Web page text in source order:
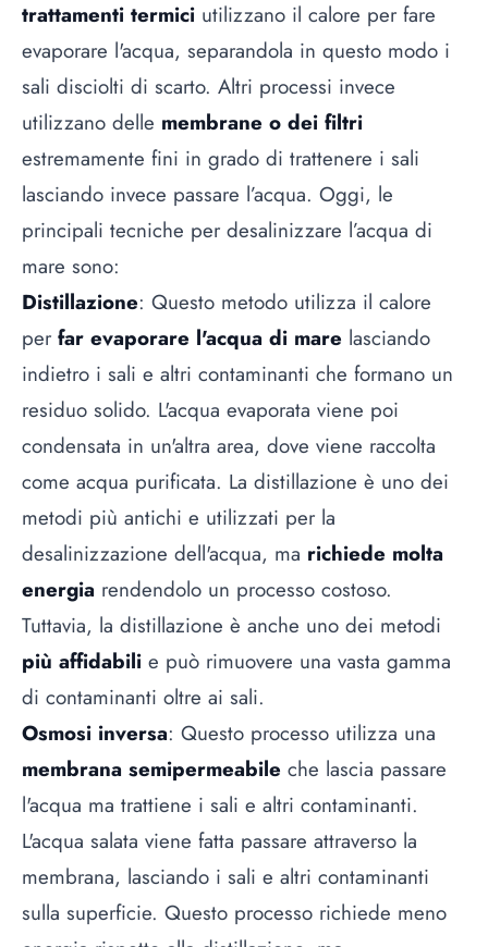
trattamenti termici utilizzano il calore per fare
evaporare l'acqua, separandola in questo modo i
sali disciolti di scarto. Altri processi invece
utilizzano delle membrane o dei filtri
estremamente fini in grado di trattenere i sali
lasciando invece passare l’acqua. Oggi, le
principali tecniche per desalinizzare l’acqua di
mare sono:
Distillazione: Questo metodo utilizza il calore
per far evaporare l'acqua di mare lasciando
indietro i sali e altri contaminanti che formano un
residuo solido. L'acqua evaporata viene poi
condensata in un'altra area, dove viene raccolta
come acqua purificata. La distillazione è uno dei
metodi più antichi e utilizzati per la
desalinizzazione dell'acqua, ma richiede molta
energia rendendolo un processo costoso.
Tuttavia, la distillazione è anche uno dei metodi
più affidabili e può rimuovere una vasta gamma
di contaminanti oltre ai sali.
Osmosi inversa: Questo processo utilizza una
membrana semipermeabile che lascia passare
l'acqua ma trattiene i sali e altri contaminanti.
L'acqua salata viene fatta passare attraverso la
membrana, lasciando i sali e altri contaminanti
sulla superficie. Questo processo richiede meno